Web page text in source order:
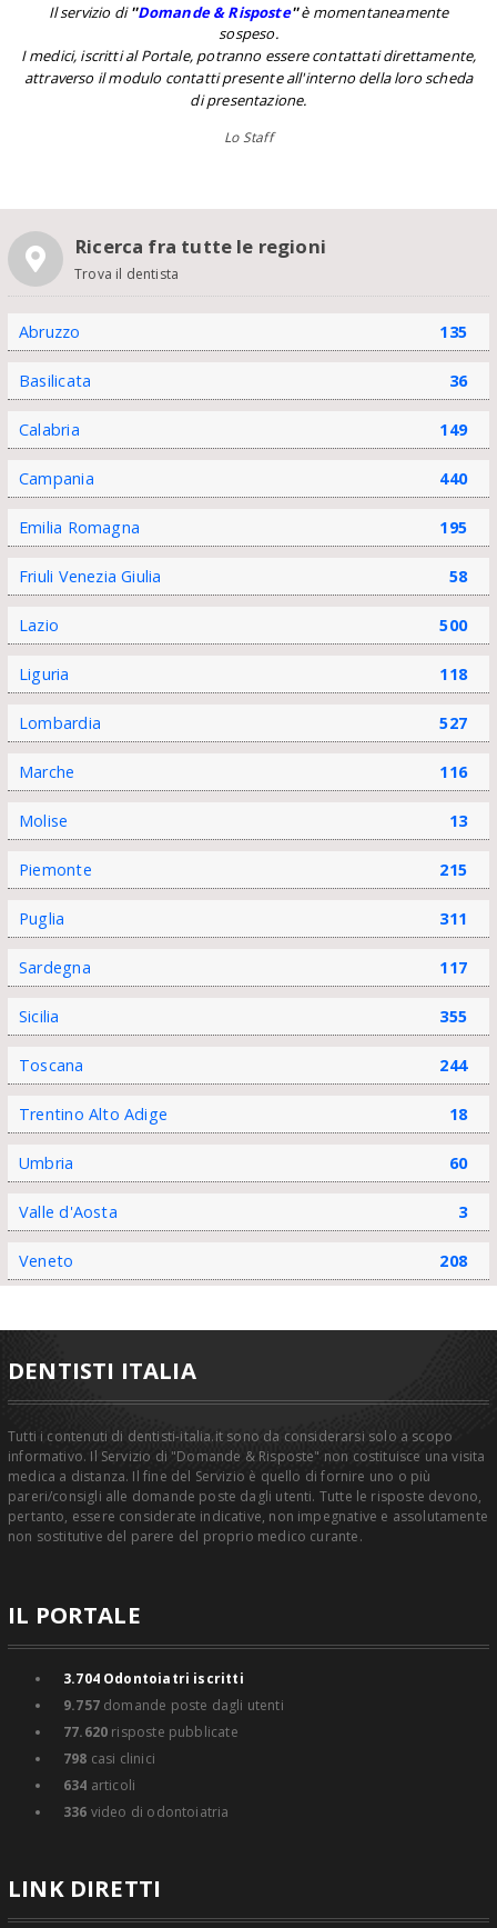
Il servizio di''Domande & Risposte''è momentaneamente
sospeso.
I medici, iscritti al Portale, potranno essere contattati direttamente,
attraverso il modulo contatti presente all'interno della loro scheda
di presentazione.
Lo Staff
Ricerca fra tutte le regioni
Trova il dentista
Abruzzo 135
Basilicata 36
Calabria 149
Campania 440
Emilia Romagna 195
Friuli Venezia Giulia 58
Lazio 500
Liguria 118
Lombardia 527
Marche 116
Molise 13
Piemonte 215
Puglia 311
Sardegna 117
Sicilia 355
Toscana 244
Trentino Alto Adige 18
Umbria 60
Valle d'Aosta 3
Veneto 208
DENTISTI ITALIA
Tutti i contenuti di dentisti-italia.it sono da considerarsi solo a scopo
informativo. Il Servizio di "Domande & Risposte" non costituisce una visita
medica a distanza. Il fine del Servizio è quello di fornire uno o più
pareri/consigli alle domande poste dagli utenti. Tutte le risposte devono,
pertanto, essere considerate indicative, non impegnative e assolutamente
non sostitutive del parere del proprio medico curante.
IL PORTALE
3.704Odontoiatri iscritti
9.757domande poste dagli utenti
77.620 risposte pubblicate
798 casi clinici
634 articoli
336 video di odontoiatria
LINK DIRETTI